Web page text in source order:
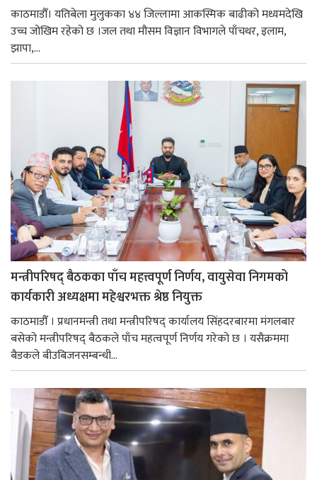
काठमाडौँ। यतिबेला मुलुकका ४४ जिल्लामा आकस्मिक बाढीको मध्यमदेखि
उच्च जोखिम रहेको छ ।जल तथा मौसम विज्ञान विभागले पाँचथर, इलाम,
झापा,...
मन्त्रीपरिषद् बैठकका पाँच महत्त्वपूर्ण निर्णय, वायुसेवा निगमको
कार्यकारी अध्यक्षमा महेश्वरभक्त श्रेष्ठ नियुक्त
काठमाडौँ । प्रधानमन्त्री तथा मन्त्रीपरिषद् कार्यालय सिंहदरबारमा मंगलबार
बसेको मन्त्रीपरिषद् बैठकले पाँच महत्वपूर्ण निर्णय गरेको छ । यसैक्रममा
बैडकले बीउबिजनसम्बन्धी...